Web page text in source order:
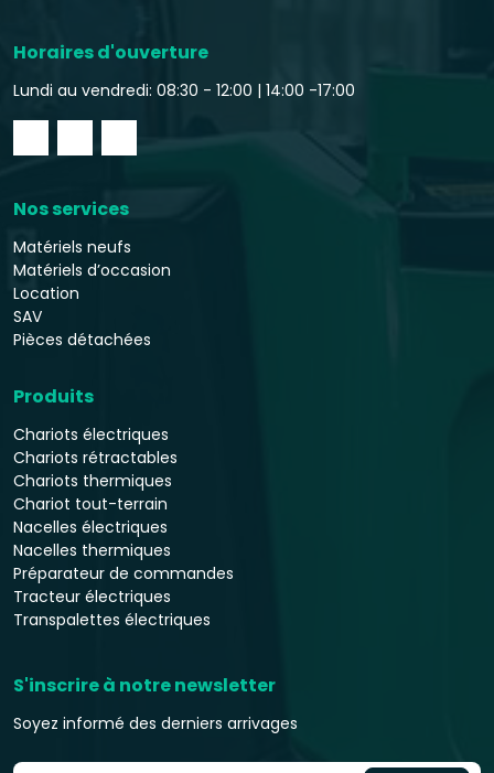
Horaires d'ouverture
Lundi au vendredi: 08:30 - 12:00 | 14:00 -17:00
Nos services
Matériels neufs
Matériels d’occasion
Location
SAV
Pièces détachées
Produits
Chariots électriques
Chariots rétractables
Chariots thermiques
Chariot tout-terrain
Nacelles électriques
Nacelles thermiques
Préparateur de commandes
Tracteur électriques
Transpalettes électriques
S'inscrire à notre newsletter
Soyez informé des derniers arrivages